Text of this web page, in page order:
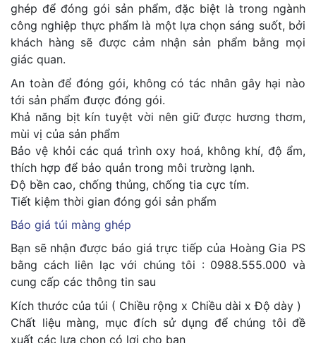
ghép để đóng gói sản phẩm, đặc biệt là trong ngành
công nghiệp thực phẩm là một lựa chọn sáng suốt, bởi
khách hàng sẽ được cảm nhận sản phẩm bằng mọi
giác quan.
An toàn để đóng gói, không có tác nhân gây hại nào
tới sản phẩm được đóng gói.
Khả năng bịt kín tuyệt vời nên giữ được hương thơm,
mùi vị của sản phẩm
Bảo vệ khỏi các quá trình oxy hoá, không khí, độ ẩm,
thích hợp để bảo quản trong môi trường lạnh.
Độ bền cao, chống thủng, chống tia cực tím.
Tiết kiệm thời gian đóng gói sản phẩm
Báo giá túi màng ghép
Bạn sẽ nhận được báo giá trực tiếp của Hoàng Gia PS
bằng cách liên lạc với chúng tôi : 0988.555.000 và
cung cấp các thông tin sau
Kích thước của túi ( Chiều rộng x Chiều dài x Độ dày )
Chất liệu màng, mục đích sử dụng để chúng tôi đề
xuất các lựa chọn có lợi cho bạn